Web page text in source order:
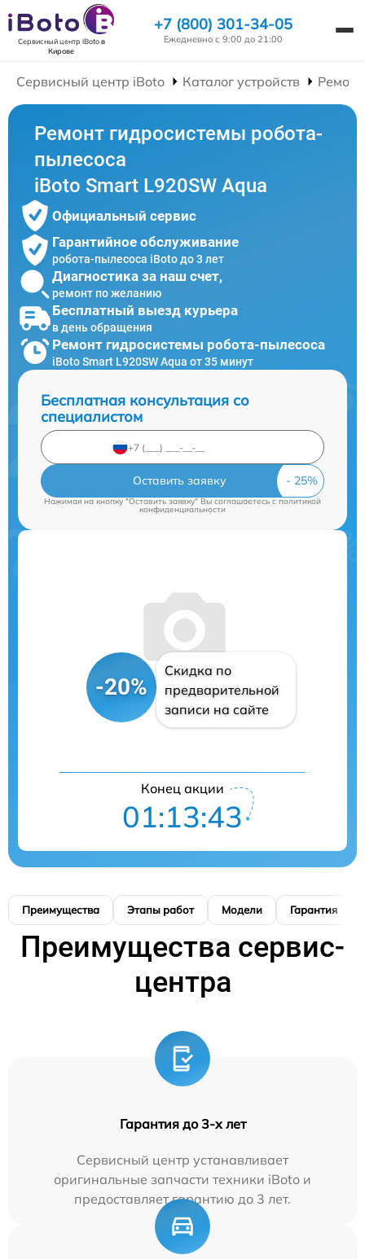
Сервисный центр iBotoв
Кирове
+7 (800) 301-34-05
Ежедневно с 9:00 до 21:00
Сервисный центр iBoto Каталог устройств
Ремонт гидросистемы робота-
пылесоса
iBoto Smart L920SW Aqua
Официальный сервис
Гарантийное обслуживание
робота-пылесоса iBoto до 3 лет
Диагностика за наш счет,
ремонт по желанию
Бесплатный выезд курьера
в день обращения
Ремонт гидросистемы робота-пылесоса
iBoto Smart L920SW Aqua от 35 минут
Бесплатная консультация со
специалистом
Оставить заявку
Нажимая на кнопку "Оставить заявку" Вы соглашаетесь c политикой
конфиденциальности
-20%
Скидка по
предварительной
записи на сайте
Конец акции
01:13:42
Преимущества Этапы работ Модели Гарантия
Преимущества сервис-
центра
Гарантия до 3-х лет
Сервисный центр устанавливает
оригинальные запчасти техники iBoto и
предоставляет гарантию до 3 лет.